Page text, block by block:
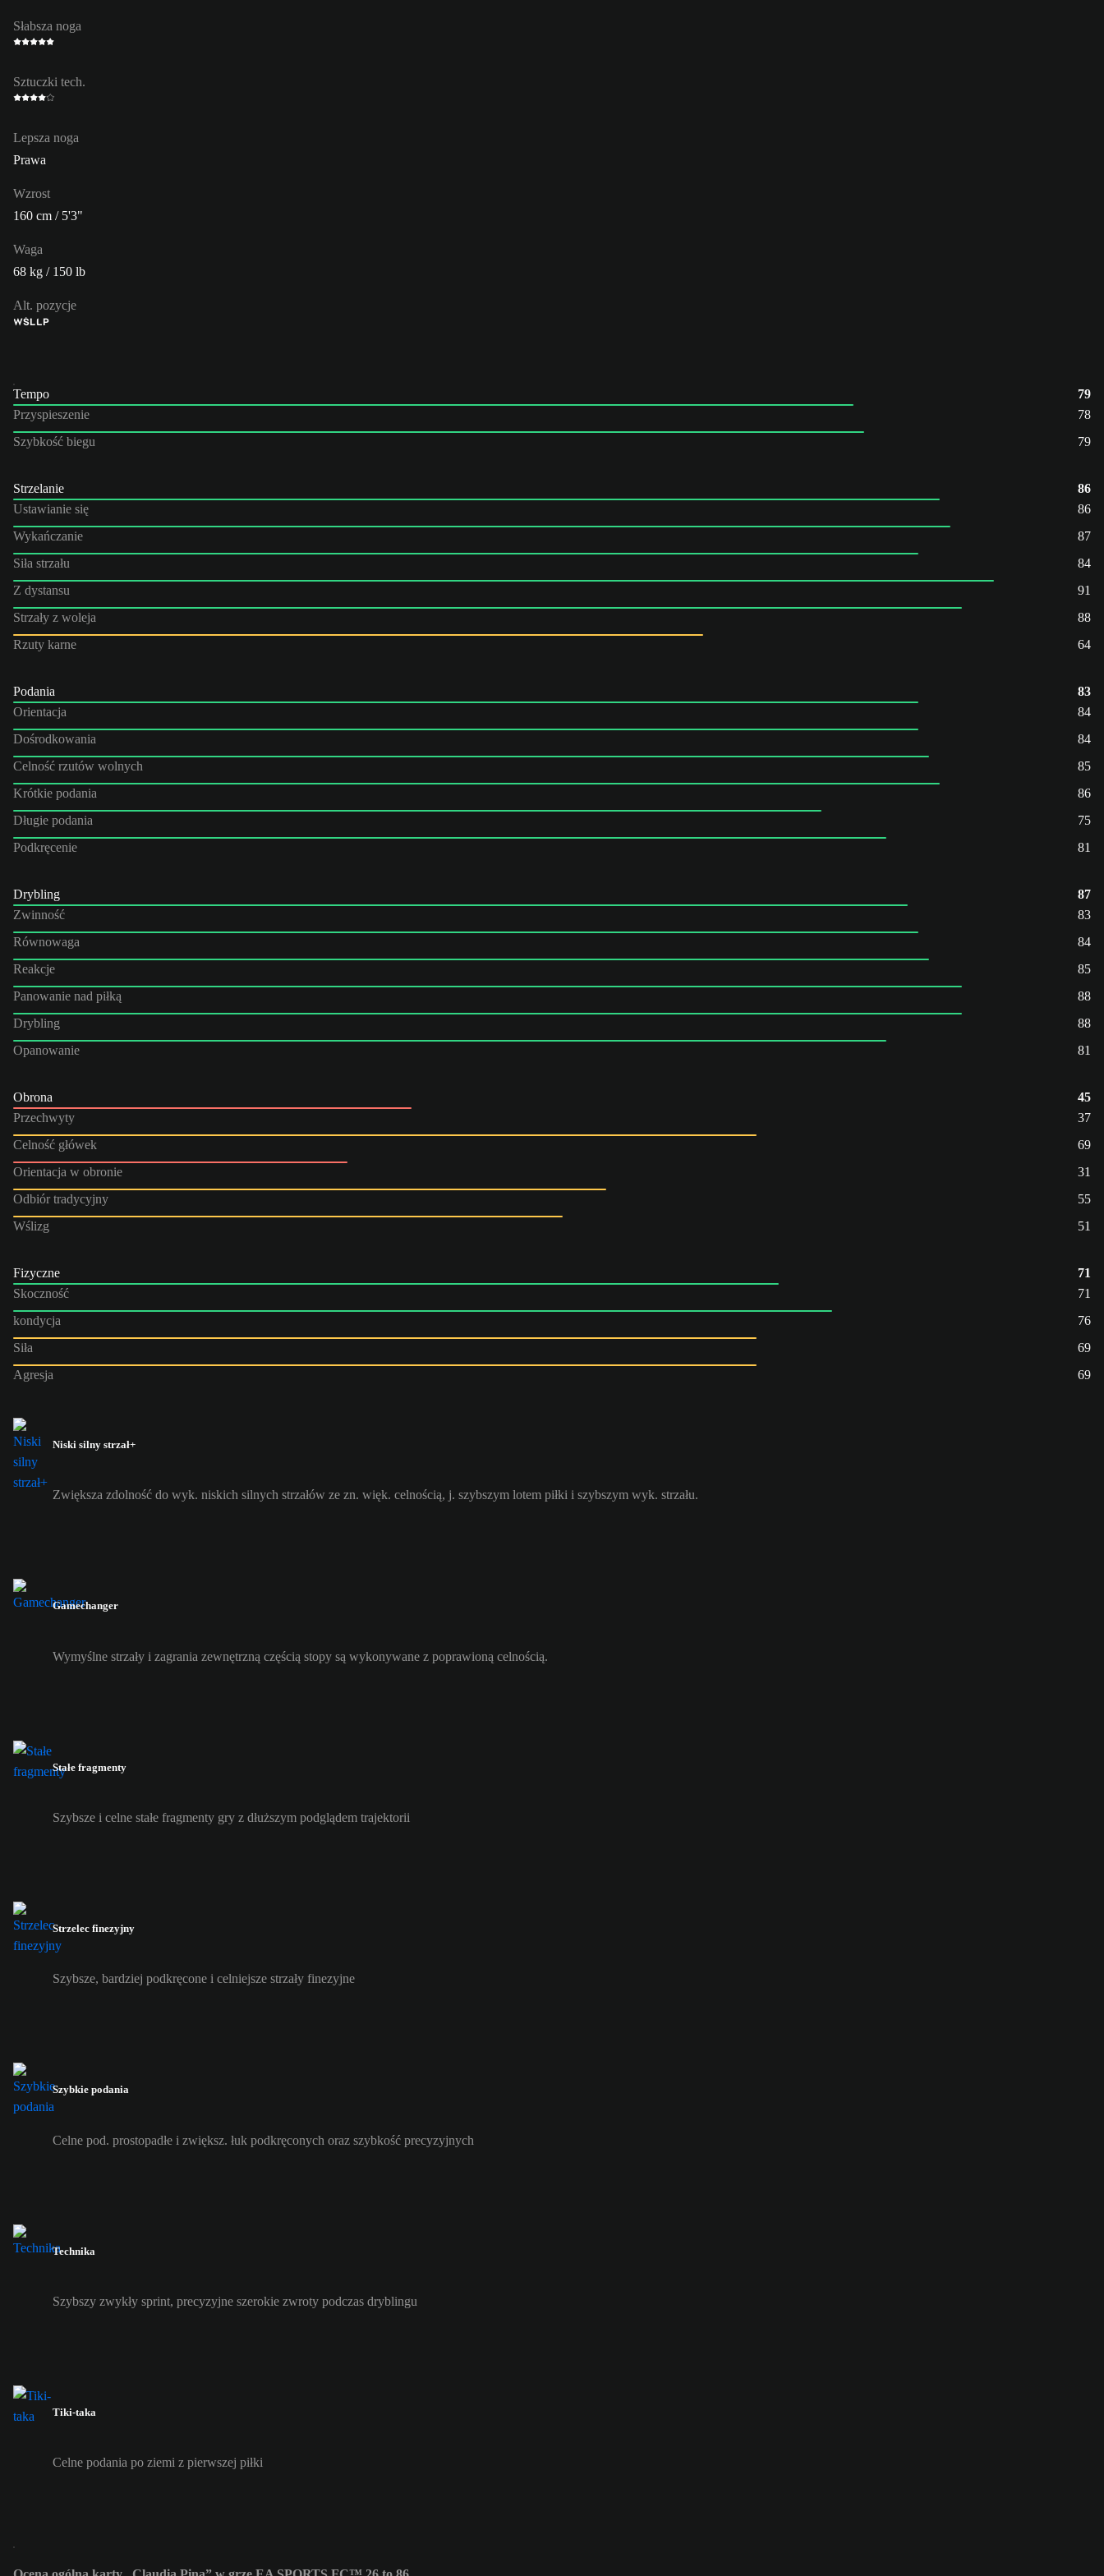
Słabsza noga
Sztuczki tech.
Lepsza noga
Prawa
Wzrost
160 cm / 5'3"
Waga
68 kg / 150 lb
Alt. pozycje
WŚLLP
Tempo
79
Przyspieszenie
78
Szybkość biegu
79
Strzelanie
86
Ustawianie się
86
Wykańczanie
87
Siła strzału
84
Z dystansu
91
Strzały z woleja
88
Rzuty karne
64
Podania
83
Orientacja
84
Dośrodkowania
84
Celność rzutów wolnych
85
Krótkie podania
86
Długie podania
75
Podkręcenie
81
Drybling
87
Zwinność
83
Równowaga
84
Reakcje
85
Panowanie nad piłką
88
Drybling
88
Opanowanie
81
Obrona
45
Przechwyty
37
Celność główek
69
Orientacja w obronie
31
Odbiór tradycyjny
55
Wślizg
51
Fizyczne
71
Skoczność
71
kondycja
76
Siła
69
Agresja
69
Niski silny strzał+
Zwiększa zdolność do wyk. niskich silnych strzałów ze zn. więk. celnością, j. szybszym lotem piłki i szybszym wyk. strzału.
Gamechanger
Wymyślne strzały i zagrania zewnętrzną częścią stopy są wykonywane z poprawioną celnością.
Stałe fragmenty
Szybsze i celne stałe fragmenty gry z dłuższym podglądem trajektorii
Strzelec finezyjny
Szybsze, bardziej podkręcone i celniejsze strzały finezyjne
Szybkie podania
Celne pod. prostopadłe i zwiększ. łuk podkręconych oraz szybkość precyzyjnych
Technika
Szybszy zwykły sprint, precyzyjne szerokie zwroty podczas dryblingu
Tiki-taka
Celne podania po ziemi z pierwszej piłki